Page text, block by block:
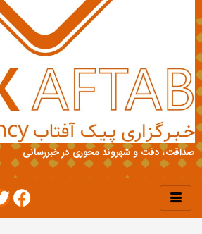
صداقت، دقت و شهروند محوری در خبررسانی